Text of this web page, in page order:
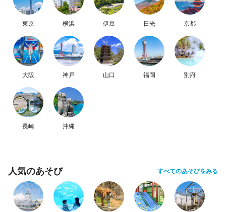
東京 横浜 伊豆 日光 京都
大阪 神戸 山口 福岡 別府
長崎 沖縄
人気のあそび すべてのあそびをみる